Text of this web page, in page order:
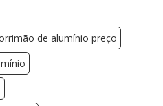
de alumínio preço